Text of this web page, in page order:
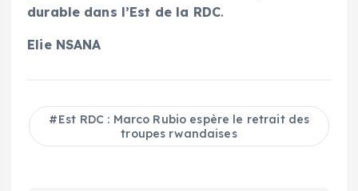
durable dans l’Est de la RDC.
Elie NSANA
Est RDC : Marco Rubio espère le retrait des
troupes rwandaises